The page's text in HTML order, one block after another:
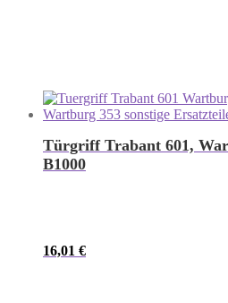
Türgriff Trabant 601,
B1000
16,01 €